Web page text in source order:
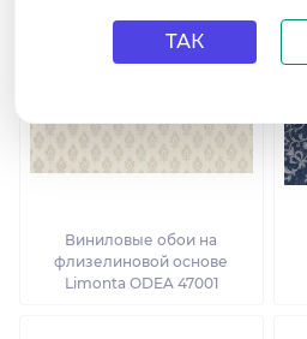
Виниловые обои на
флизелиновой основе
Limonta ODEA 47001
ТАК